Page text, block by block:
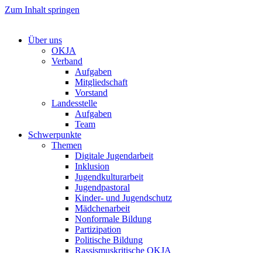
Zum Inhalt springen
Über uns
OKJA
Verband
Aufgaben
Mitgliedschaft
Vorstand
Landesstelle
Aufgaben
Team
Schwerpunkte
Themen
Digitale Jugendarbeit
Inklusion
Jugendkulturarbeit
Jugendpastoral
Kinder- und Jugendschutz
Mädchenarbeit
Nonformale Bildung
Partizipation
Politische Bildung
Rassismuskritische OKJA